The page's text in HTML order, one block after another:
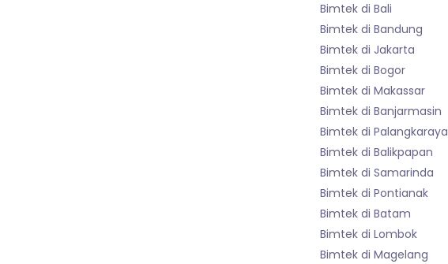
Bimtek di Bali
Bimtek di Bandung
Bimtek di Jakarta
Bimtek di Bogor
Bimtek di Makassar
Bimtek di Banjarmasin
Bimtek di Palangkaraya
Bimtek di Balikpapan
Bimtek di Samarinda
Bimtek di Pontianak
Bimtek di Batam
Bimtek di Lombok
Bimtek di Magelang